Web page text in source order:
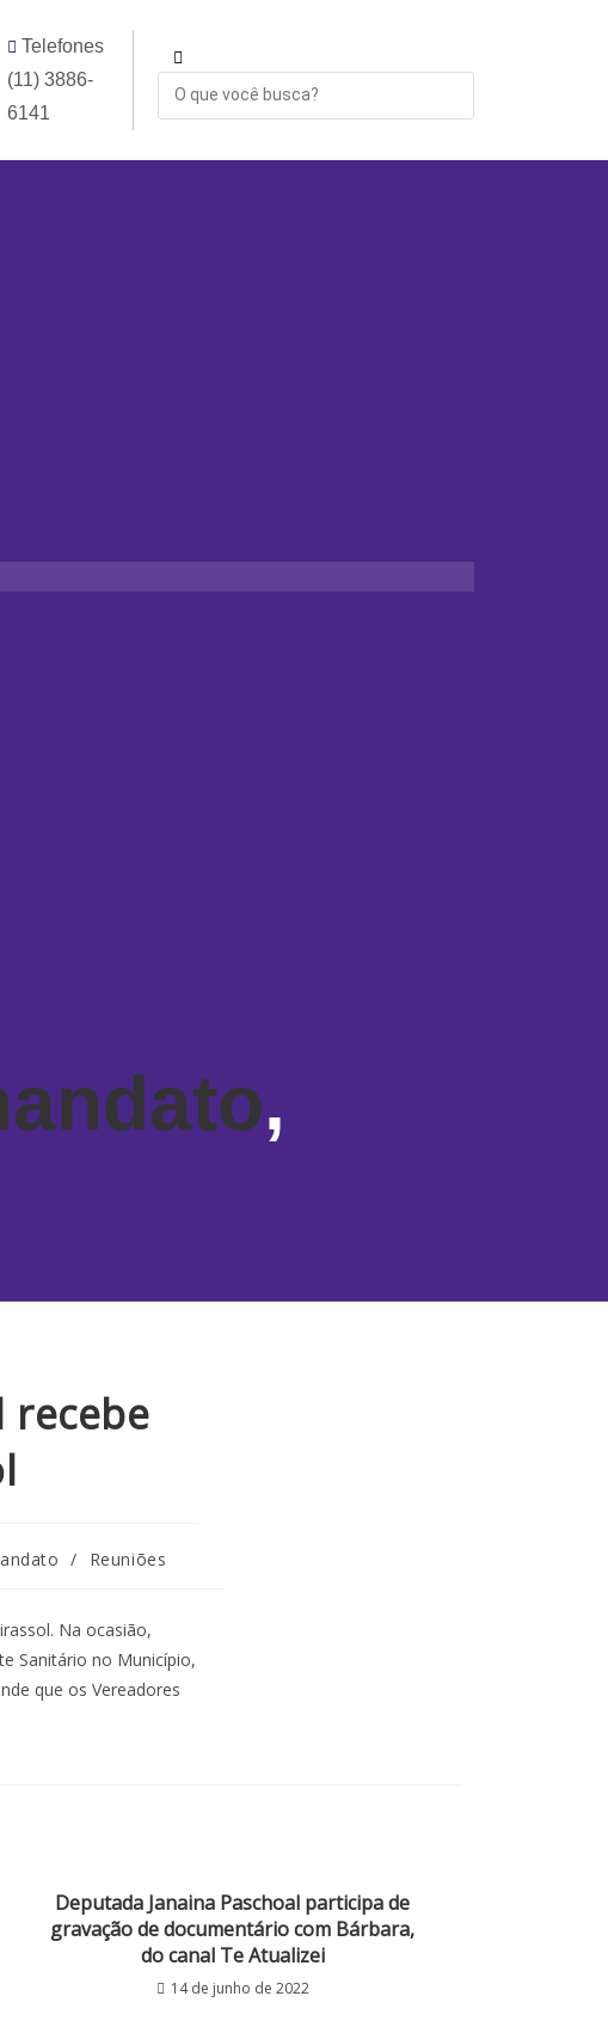
Telefones
(11) 3886-
6141
,
recebe
/ Reuniões
Na ocasião,
Sanitário no Município,
que os Vereadores
Deputada Janaina Paschoal participa de
gravação de documentário com Bárbara,
do canal Te Atualizei
14 de junho de 2022